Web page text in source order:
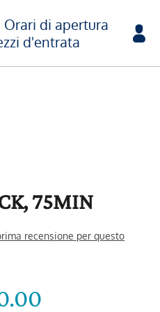
Orari di apertura
d'entrata
75MIN
recensione per questo